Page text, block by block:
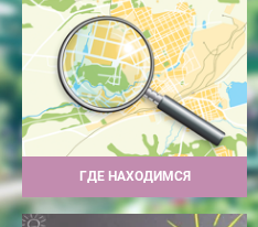
ГДЕ НАХОДИМСЯ